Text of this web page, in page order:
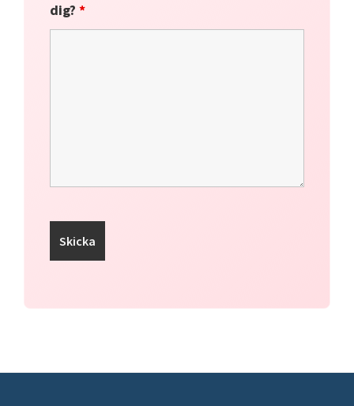
dig?*